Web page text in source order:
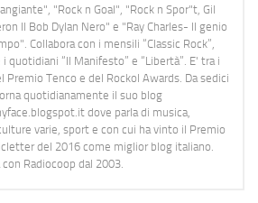
"Rock n Goal", "Rock n Spor"t, Gil
Il Bob Dylan Nero" e "Ray Charles- Il genio
Collabora con i mensili “Classic Rock”,
quotidiani “Il Manifesto” e “Libertà”. E' tra i
Premio Tenco e del Rockol Awards. Da sedici
quotidianamente il suo blog
dove parla di musica,
varie, sport e con cui ha vinto il Premio
del 2016 come miglior blog italiano.
con Radiocoop dal 2003.